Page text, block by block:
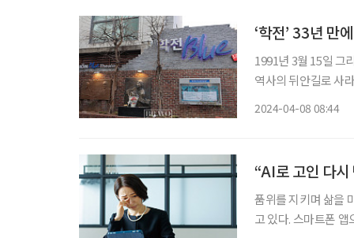
‘학전’ 33년 만
1991년 3월 15일 그
역사의 뒤안길로 사
2024-04-08 08:44
“AI로 고인 다시
품위를 지키며 삶을
고 있다. 스마트폰